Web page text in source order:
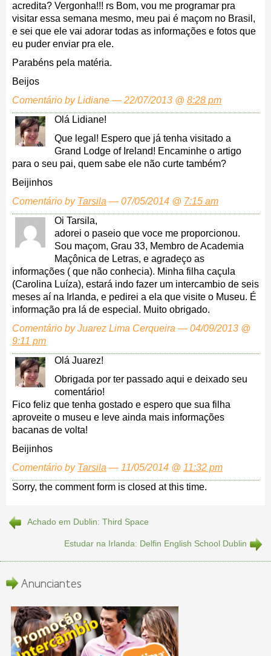
acredita? Vergonha!!! rs Bom, vou me programar pra
visitar essa semana mesmo, meu pai é maçom no Brasil,
e sei que ele vai adorar todas as informações e fotos que
eu puder enviar pra ele.
Parabéns pela matéria.
Beijos
Comentário by Lidiane — 22/07/2013 @ 8:28 pm
Olá Lidiane!
Que legal! Espero que já tenha visitado a
Grand Lodge of Ireland! Encaminhe o artigo
para o seu pai, quem sabe ele não curte também?
Beijinhos
Comentário by Tarsila — 07/05/2014 @ 7:15 am
Oi Tarsila,
adorei o paseio que voce me proporcionou.
Sou maçom, Grau 33, Membro de Academia
Maçônica de Letras, e agradeço as
informações ( que não conhecia). Minha filha caçula
(Carolina Luíza), estará indo fazer um intercambio de seis
meses aí na Irlanda, e pedirei a ela que visite o Museu. É
informação pra lá de especial. Muito obrigado.
Comentário by Juarez Lima Cerqueira — 04/09/2013 @
9:11 pm
Olá Juarez!
Obrigada por ter passado aqui e deixado seu
comentário!
Fico feliz que tenha gostado e espero que sua filha
aproveite o museu e leve ainda mais informações
bacanas de volta!
Beijinhos
Comentário by Tarsila — 11/05/2014 @ 11:32 pm
Sorry, the comment form is closed at this time.
Achado em Dublin: Third Space
Estudar na Irlanda: Delfin English School Dublin
Anunciantes